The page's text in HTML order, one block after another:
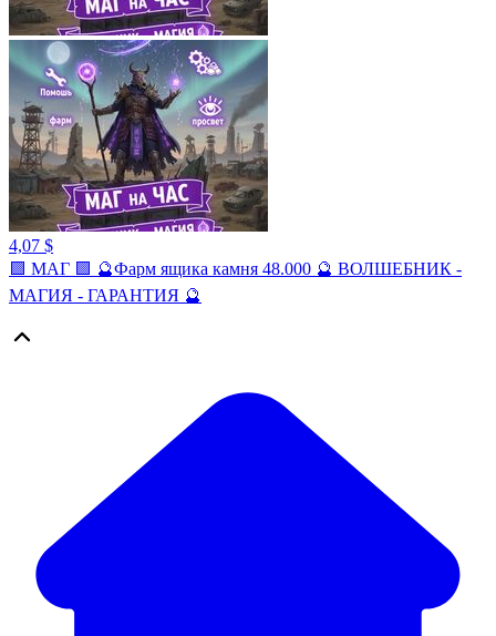
4,07 $
🟪 МАГ 🟪 🔮Фарм ящика камня 48.000 🔮 ВОЛШЕБНИК -
МАГИЯ - ГАРАНТИЯ 🔮